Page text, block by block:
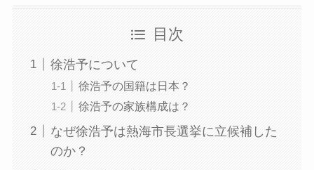
目次
徐浩予について
徐浩予の国籍は日本？
徐浩予の家族構成は？
なぜ徐浩予は熱海市長選挙に立候補した
のか？